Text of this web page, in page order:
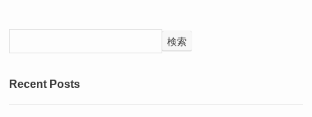
検索
Recent Posts